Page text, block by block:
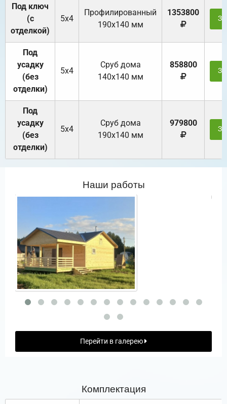
Под ключ
(с
отделкой)
5х4
Профилированный
190х140 мм
1353800
Под
усадку
(без
отделки)
5х4
Cруб дома
140х140 мм
858800
Под
усадку
(без
отделки)
5х4
Cруб дома
190х140 мм
979800
Наши работы
Перейти в галерею
Комплектация